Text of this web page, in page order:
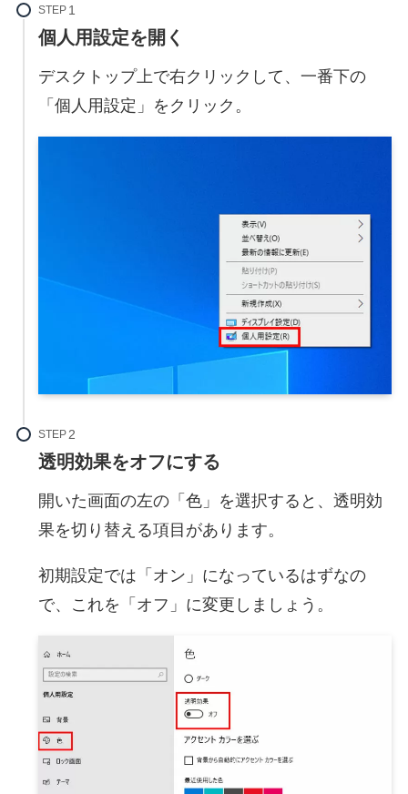
STEP
個人用設定を開く
デスクトップ上で右クリックして、一番下の
「個人用設定」をクリック。
STEP
透明効果をオフにする
開いた画面の左の「色」を選択すると、透明効
果を切り替える項目があります。
初期設定では「オン」になっているはずなの
で、これを「オフ」に変更しましょう。